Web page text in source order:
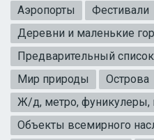
Аэропорты
Фестивали
Деревни и маленькие
Предварительный
Мир природы
Острова
Ж/д, метро, фуникулеры,
Объекты всемирного